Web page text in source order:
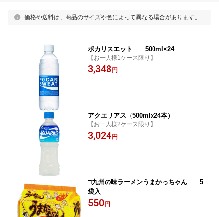
価格や送料は、商品のサイズや色によって異なる場合があります。
ポカリスエット 500ml×24
【お一人様1ケース限り】
3,348 円
アクエリアス（500mlx24本）
【お一人様2ケース限り】
3,024 円
□九州の味ラーメンうまかっちゃん 5
袋入
550 円